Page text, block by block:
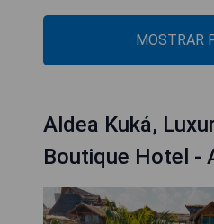
MOSTRAR
Aldea Kuká,
Boutique Hotel -